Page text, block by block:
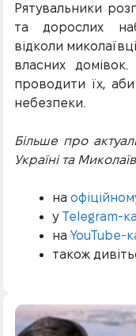
Рятувальники
та дорослих
відколи
власних
проводити їх,
небезпеки.
Більше про
Україні та
на
у Telegram-
на YouTube-
також